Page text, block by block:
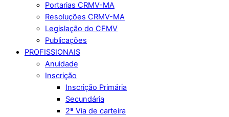
Portarias CRMV-MA
Resoluções CRMV-MA
Legislação do CFMV
Publicações
PROFISSIONAIS
Anuidade
Inscrição
Inscrição Primária
Secundária
2ª Via de carteira